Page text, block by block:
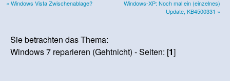
« Windows Vista Zwischenablage?
Windows-XP: Noch mal ein (einzelnes)
Update, KB4500331 »
Sie betrachten das Thema:
Windows 7 reparieren (Gehtnicht) - Seiten: [1]